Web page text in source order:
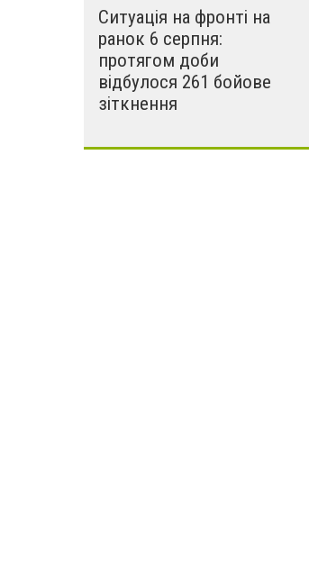
Ситуація на фронті на
ранок 6 серпня:
протягом доби
відбулося 261 бойове
зіткнення